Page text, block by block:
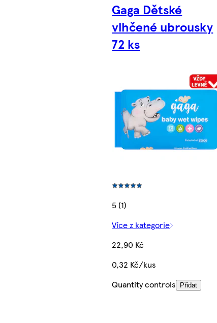
Gaga Dětské
vlhčené ubrousky
72 ks
5 (1)
Více z kategorie
22,90 Kč
0,32 Kč/kus
Quantity controls
Přidat